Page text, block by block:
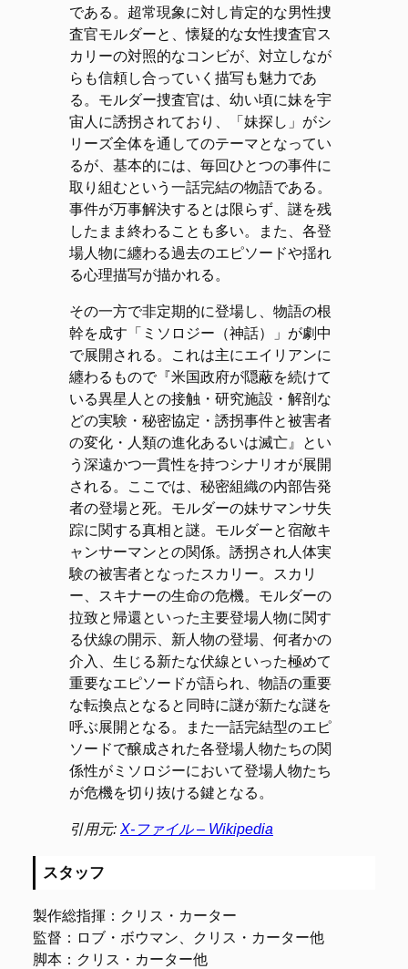
である。超常現象に対し肯定的な男性捜
査官モルダーと、懐疑的な女性捜査官ス
カリーの対照的なコンビが、対立しなが
らも信頼し合っていく描写も魅力であ
る。モルダー捜査官は、幼い頃に妹を宇
宙人に誘拐されており、「妹探し」がシ
リーズ全体を通してのテーマとなってい
るが、基本的には、毎回ひとつの事件に
取り組むという一話完結の物語である。
事件が万事解決するとは限らず、謎を残
したまま終わることも多い。また、各登
場人物に纏わる過去のエピソードや揺れ
る心理描写が描かれる。
その一方で非定期的に登場し、物語の根
幹を成す「ミソロジー（神話）」が劇中
で展開される。これは主にエイリアンに
纏わるもので『米国政府が隠蔽を続けて
いる異星人との接触・研究施設・解剖な
どの実験・秘密協定・誘拐事件と被害者
の変化・人類の進化あるいは滅亡』とい
う深遠かつ一貫性を持つシナリオが展開
される。ここでは、秘密組織の内部告発
者の登場と死。モルダーの妹サマンサ失
踪に関する真相と謎。モルダーと宿敵キ
ャンサーマンとの関係。誘拐され人体実
験の被害者となったスカリー。スカリ
ー、スキナーの生命の危機。モルダーの
拉致と帰還といった主要登場人物に関す
る伏線の開示、新人物の登場、何者かの
介入、生じる新たな伏線といった極めて
重要なエピソードが語られ、物語の重要
な転換点となると同時に謎が新たな謎を
呼ぶ展開となる。また一話完結型のエピ
ソードで醸成された各登場人物たちの関
係性がミソロジーにおいて登場人物たち
が危機を切り抜ける鍵となる。
引用元: X-ファイル – Wikipedia
スタッフ
製作総指揮：クリス・カーター
監督：ロブ・ボウマン、クリス・カーター他
脚本：クリス・カーター他